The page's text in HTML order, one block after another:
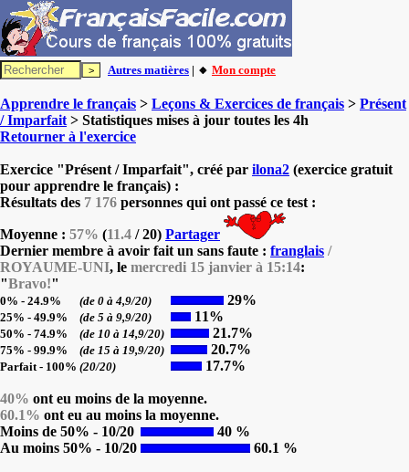
Autres matières | 🔸 Mon compte
Apprendre le français > Leçons & Exercices de français > Présent
/ Imparfait > Statistiques mises à jour toutes les 4h
Retourner à l'exercice
Exercice "Présent / Imparfait", créé par ilona2 (exercice gratuit
pour apprendre le français) :
Résultats des 7 176 personnes qui ont passé ce test :
Moyenne : 57% (11.4 / 20) Partager
Dernier membre à avoir fait un sans faute : franglais /
ROYAUME-UNI, le mercredi 15 janvier à 15:14:
"Bravo!"
0% - 24.9% (de 0 à 4,9/20) 29%
25% - 49.9% (de 5 à 9,9/20) 11%
50% - 74.9% (de 10 à 14,9/20) 21.7%
75% - 99.9% (de 15 à 19,9/20) 20.7%
Parfait - 100% (20/20) 17.7%
40% ont eu moins de la moyenne.
60.1% ont eu au moins la moyenne.
Moins de 50% - 10/20
40 %
Au moins 50% - 10/20
60.1 %